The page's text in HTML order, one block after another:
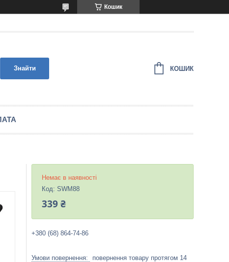
Кошик
Знайти КОШИК
Немає в наявності
Код: SWM88
339 ₴
+380 (68) 864-74-86
повернення товару протягом 14